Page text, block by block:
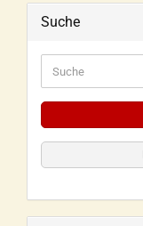
Suche